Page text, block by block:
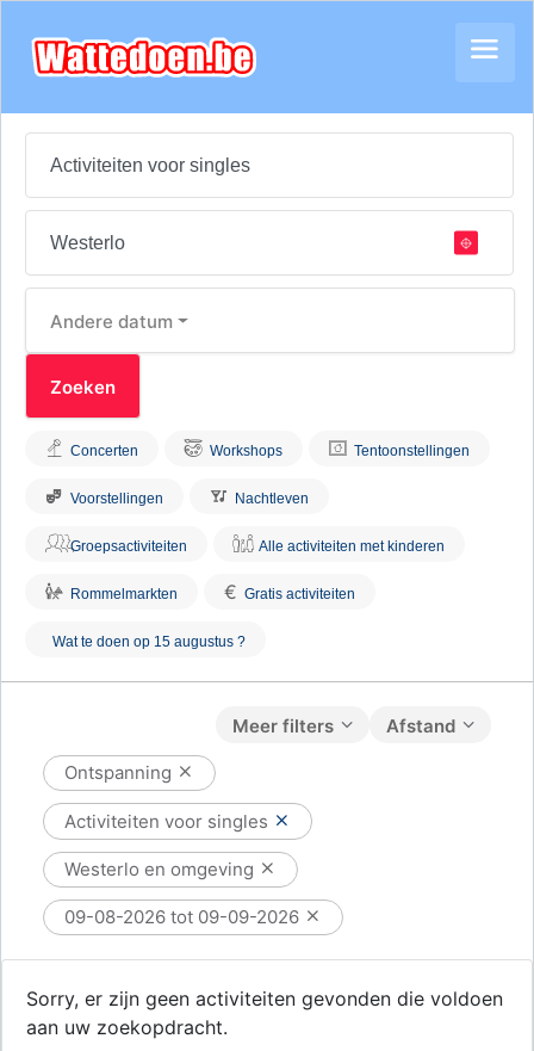
Andere datum
Concerten Workshops Tentoonstellingen
Voorstellingen Nachtleven
Groepsactiviteiten Alle activiteiten met kinderen
Rommelmarkten € Gratis activiteiten
Wat te doen op 15 augustus ?
Afstand
Meer filters
Ontspanning
Activiteiten voor singles
Westerlo en omgeving
09-08-2026 tot 09-09-2026
Sorry, er zijn geen activiteiten gevonden die voldoen
aan uw zoekopdracht.